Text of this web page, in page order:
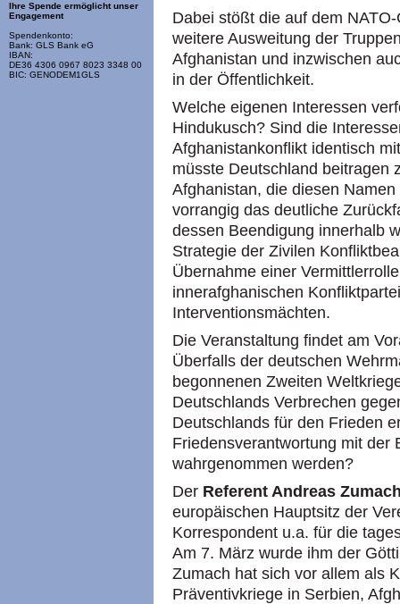
Ihre Spende ermöglicht unser
Engagement
Spendenkonto:
Bank: GLS Bank eG
IBAN:
DE36 4306 0967 8023 3348 00
BIC: GENODEM1GLS
Dabei stößt die auf dem
weitere Ausweitung der
Afghanistan und inzwischen
in der Öffentlichkeit.
Welche eigenen Interessen
Hindukusch? Sind die
Afghanistankonflikt identisch
müsste Deutschland beitragen
Afghanistan, die diesen
vorrangig das deutliche
dessen Beendigung innerhalb
Strategie der Zivilen
Übernahme einer
innerafghanischen
Interventionsmächten.
Die Veranstaltung findet am
Überfalls der deutschen
begonnenen Zweiten
Deutschlands Verbrechen
Deutschlands für den Frieden
Friedensverantwortung mit der
wahrgenommen werden?
Der Referent Andreas
europäischen Hauptsitz der
Korrespondent u.a. für die
Am 7. März wurde ihm der
Zumach hat sich vor allem als
Präventivkriege in Serbien,